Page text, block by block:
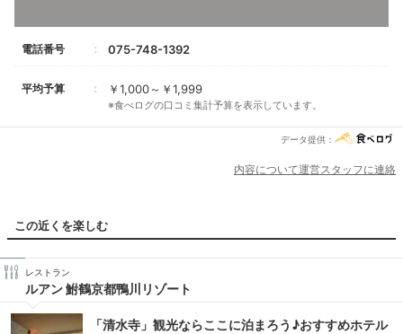
電話番号 075-748-1392
平均予算 ￥1,000～￥1,999
※食べログの口コミ集計予算を表示しています。
データ提供：
内容について運営スタッフに連絡
この近くを楽しむ
レストラン
ルアン 鮒鶴京都鴨川リゾート
「清水寺」観光ならここに泊まろう♪おすすめホテル